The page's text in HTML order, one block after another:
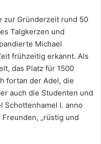
zur Gründerzeit rund 50
Talgkerzen und
Michael
frühzeitig erkannt. Als
das Platz für 1500
fortan der Adel, die
auch die Studenten und
Schottenhamel I. anno
„rüstig und